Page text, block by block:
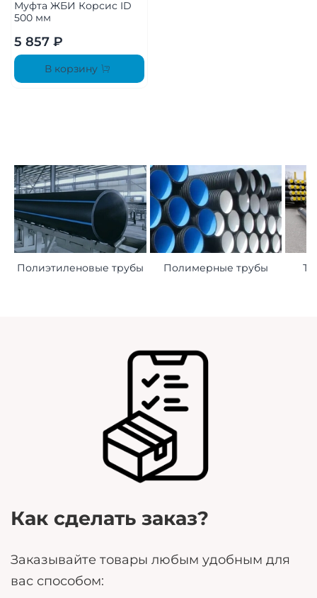
Муфта ЖБИ Корсис ID
500 мм
5 857 ₽
В корзину
Полиэтиленовые трубы Полимерные трубы
Как сделать заказ?
Заказывайте товары любым удобным для
вас способом: